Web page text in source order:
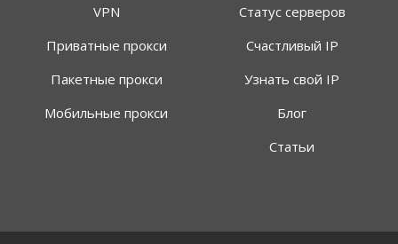
VPN
Приватные прокси
Пакетные прокси
Мобильные прокси
Статус серверов
Счастливый IP
Узнать свой IP
Блог
Статьи